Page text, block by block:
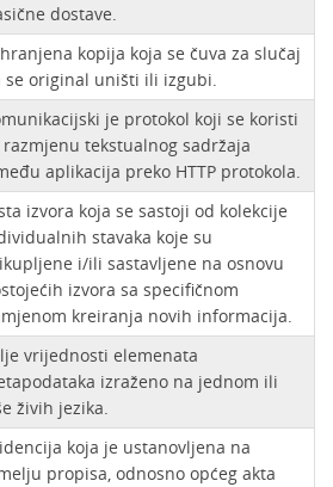
dostave.
kopija koja se čuva za slučaj
se original uništi ili izgubi.
je protokol koji se koristi
razmjenu tekstualnog sadržaja
aplikacija preko HTTP protokola.
izvora koja se sastoji od kolekcije
stavaka koje su
i/ili sastavljene na osnovu
izvora sa specifičnom
kreiranja novih informacija.
vrijednosti elemenata
izraženo na jednom ili
živih jezika.
koja je ustanovljena na
propisa, odnosno općeg akta